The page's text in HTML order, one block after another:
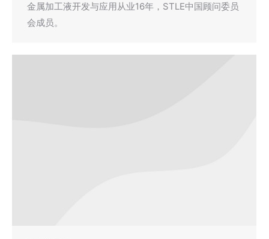
金属加工液开发与应用从业16年，STLE中国顾问委员
会成员。